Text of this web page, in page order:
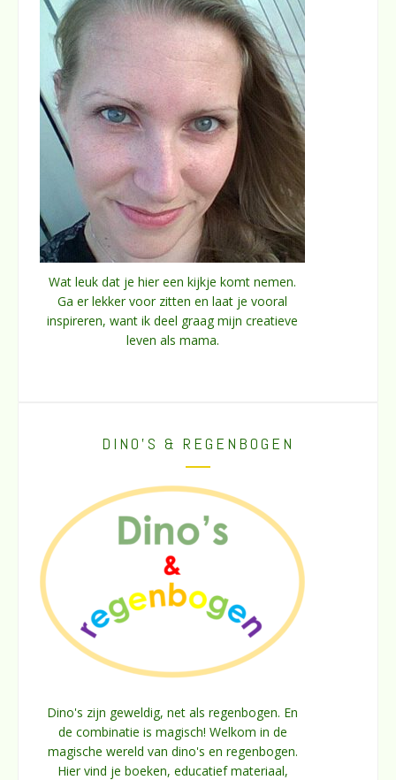
Wat leuk dat je hier een kijkje komt nemen.
Ga er lekker voor zitten en laat je vooral
inspireren, want ik deel graag mijn creatieve
leven als mama.
DINO’S & REGENBOGEN
Dino's zijn geweldig, net als regenbogen. En
de combinatie is magisch! Welkom in de
magische wereld van dino's en regenbogen.
Hier vind je boeken, educatief materiaal,